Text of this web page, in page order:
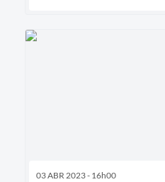
03 ABR 2023 - 16h00